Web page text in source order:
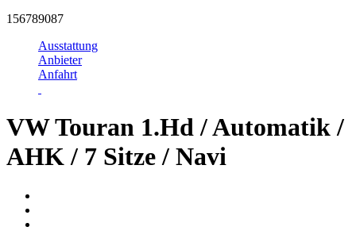
156789087
Ausstattung
Anbieter
Anfahrt
VW Touran 1.Hd / Automatik /
AHK / 7 Sitze / Navi